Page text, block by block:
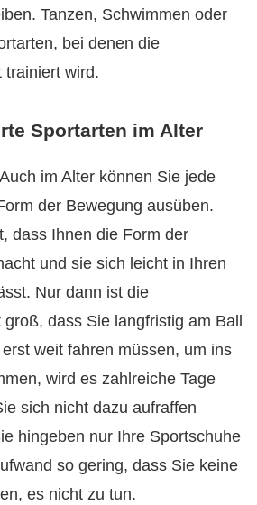
Tanzen, Schwimmen oder
bei denen die
trainiert wird.
Sportarten im Alter
im Alter können Sie jede
der Bewegung ausüben.
dass Ihnen die Form der
und sie sich leicht in Ihren
Nur dann ist die
dass Sie langfristig am Ball
weit fahren müssen, um ins
wird es zahlreiche Tage
sich nicht dazu aufraffen
hingeben nur Ihre Sportschuhe
so gering, dass Sie keine
es nicht zu tun.